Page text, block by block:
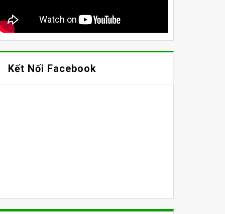
Kết Nối Facebook